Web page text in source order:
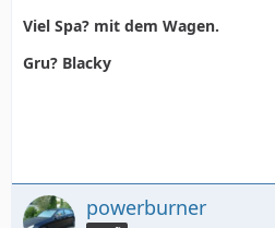
Viel Spa? mit dem Wagen.
Gru? Blacky
powerburner